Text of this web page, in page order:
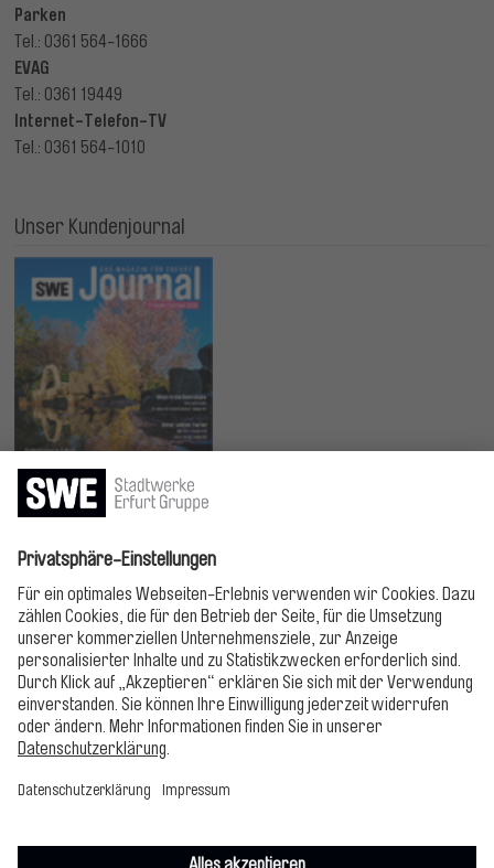
Parken
Tel.: 0361 564-1666
EVAG
Tel.: 0361 19449
Internet-Telefon-TV
Tel.: 0361 564-1010
Unser Kundenjournal
Jetzt lesen!
Bitte folgen!